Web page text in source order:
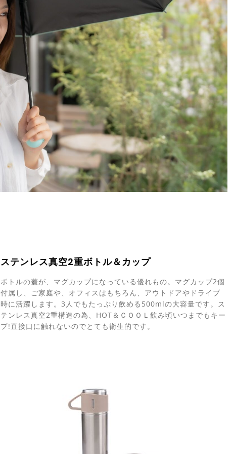
ステンレス真空2重ボトル＆カップ
ボトルの蓋が、マグカップになっている優れもの。マグカップ2個
付属し、ご家庭や、オフィスはもちろん、アウトドアやドライブ
時に活躍します。3人でもたっぷり飲める500mlの大容量です。ス
テンレス真空2重構造の為、HOT＆ＣＯＯＬ飲み頃いつまでもキー
プ!直接口に触れないのでとても衛生的です。